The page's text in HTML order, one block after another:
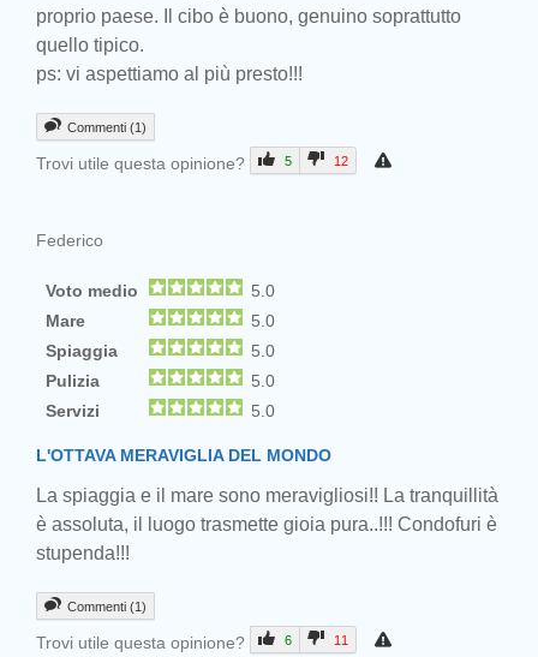
proprio paese. Il cibo è buono, genuino soprattutto
quello tipico.
ps: vi aspettiamo al più presto!!!
Commenti (1)
Trovi utile questa opinione? 5 12
Federico
Voto medio
5.0
Mare
5.0
Spiaggia
5.0
Pulizia
5.0
Servizi
5.0
L'OTTAVA MERAVIGLIA DEL MONDO
La spiaggia e il mare sono meravigliosi!! La tranquillità
è assoluta, il luogo trasmette gioia pura..!!! Condofuri è
stupenda!!!
Commenti (1)
Trovi utile questa opinione? 6 11